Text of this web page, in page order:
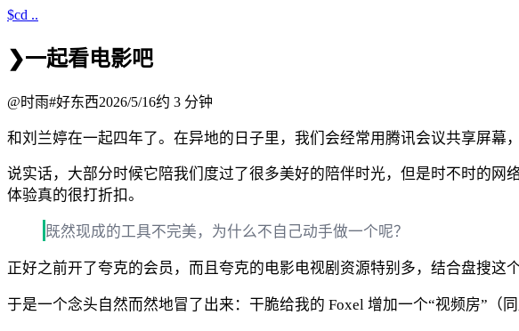
$cd ..
❯一起看电影吧
@时雨#好东西2026/5/16约 3 分钟
和刘兰婷在一起四年了。在异地的日子里，我们会经常用腾讯会议共享屏幕
说实话，大部分时候它陪我们度过了很多美好的陪伴时光，但是时不时的
体验真的很打折扣。
既然现成的工具不完美，为什么不自己动手做一个呢？
正好之前开了夸克的会员，而且夸克的电影电视剧资源特别多，结合盘搜
于是一个念头自然而然地冒了出来：干脆给我的 Foxel 增加一个“视频房”（